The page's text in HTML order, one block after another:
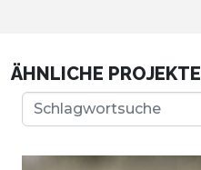
ÄHNLICHE PROJEKTE